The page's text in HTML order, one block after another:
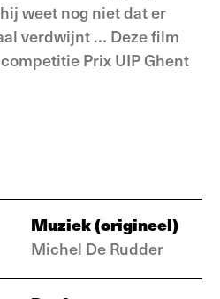
weet nog niet dat er
verdwijnt … Deze film
Prix UIP Ghent
Muziek (origineel)
Michel De Rudder